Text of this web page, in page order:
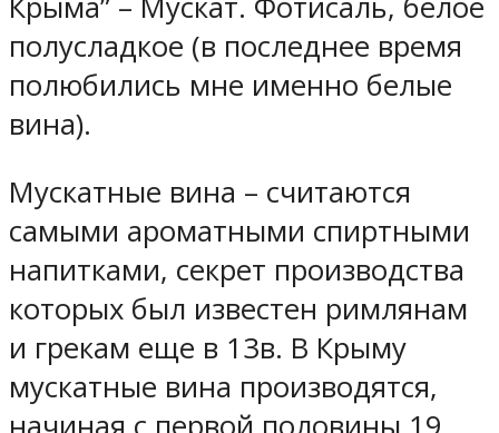
полусладкое (в последнее время
полюбились мне именно белые
вина).
Мускатные вина – считаются
самыми ароматными спиртными
напитками, секрет производства
которых был известен римлянам
и грекам еще в 13в. В Крыму
мускатные вина производятся,